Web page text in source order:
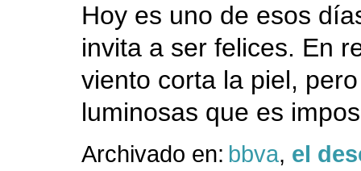
Hoy es uno de esos
invita a ser felices. En
viento corta la piel,
luminosas que es
Archivado en: bbva, el